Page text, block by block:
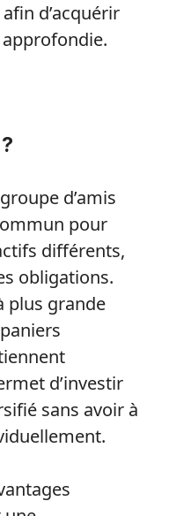
d’acquérir
d’amis
pour
différents,
obligations.
plus grande
d’investir
sans avoir à